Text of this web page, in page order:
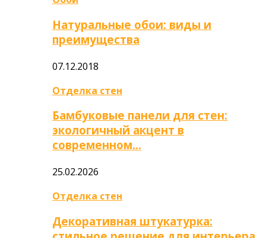
Натуральные обои: виды и
преимущества
07.12.2018
Отделка стен
Бамбуковые панели для стен:
экологичный акцент в
современном…
25.02.2026
Отделка стен
Декоративная штукатурка: